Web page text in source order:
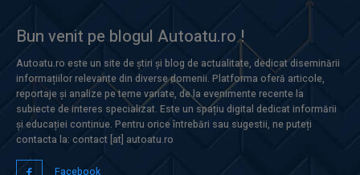
Bun venit pe blogul Autoatu.ro !
Autoatu.ro este un site de știri și blog de actualitate, dedicat diseminării
informațiilor relevante din diverse domenii. Platforma oferă articole,
reportaje și analize pe teme variate, de la evenimente recente la
subiecte de interes specializat. Este un spațiu digital dedicat informării
și educației continue. Pentru orice întrebări sau sugestii, ne puteți
contacta la: contact [at] autoatu.ro
Facebook